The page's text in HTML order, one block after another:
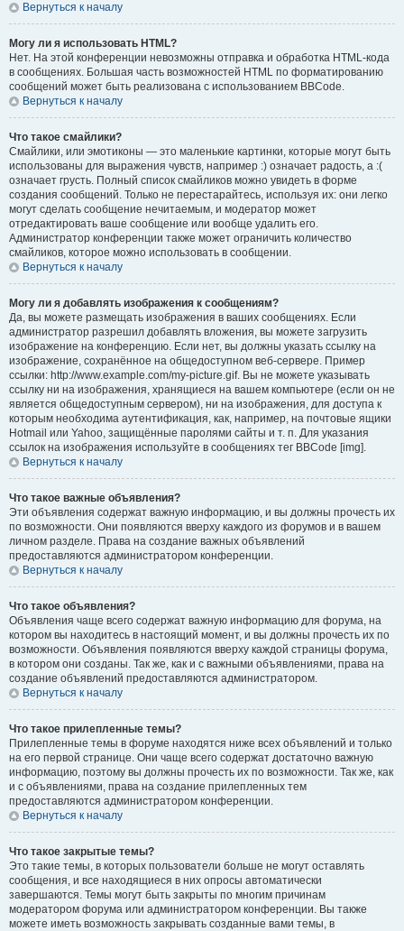
Вернуться к началу
Могу ли я использовать HTML?
Нет. На этой конференции невозможны отправка и обработка HTML-кода
в сообщениях. Большая часть возможностей HTML по форматированию
сообщений может быть реализована с использованием BBCode.
Вернуться к началу
Что такое смайлики?
Смайлики, или эмотиконы — это маленькие картинки, которые могут быть
использованы для выражения чувств, например :) означает радость, а :(
означает грусть. Полный список смайликов можно увидеть в форме
создания сообщений. Только не перестарайтесь, используя их: они легко
могут сделать сообщение нечитаемым, и модератор может
отредактировать ваше сообщение или вообще удалить его.
Администратор конференции также может ограничить количество
смайликов, которое можно использовать в сообщении.
Вернуться к началу
Могу ли я добавлять изображения к сообщениям?
Да, вы можете размещать изображения в ваших сообщениях. Если
администратор разрешил добавлять вложения, вы можете загрузить
изображение на конференцию. Если нет, вы должны указать ссылку на
изображение, сохранённое на общедоступном веб-сервере. Пример
ссылки: http://www.example.com/my-picture.gif. Вы не можете указывать
ссылку ни на изображения, хранящиеся на вашем компьютере (если он не
является общедоступным сервером), ни на изображения, для доступа к
которым необходима аутентификация, как, например, на почтовые ящики
Hotmail или Yahoo, защищённые паролями сайты и т. п. Для указания
ссылок на изображения используйте в сообщениях тег BBCode [img].
Вернуться к началу
Что такое важные объявления?
Эти объявления содержат важную информацию, и вы должны прочесть их
по возможности. Они появляются вверху каждого из форумов и в вашем
личном разделе. Права на создание важных объявлений
предоставляются администратором конференции.
Вернуться к началу
Что такое объявления?
Объявления чаще всего содержат важную информацию для форума, на
котором вы находитесь в настоящий момент, и вы должны прочесть их по
возможности. Объявления появляются вверху каждой страницы форума,
в котором они созданы. Так же, как и с важными объявлениями, права на
создание объявлений предоставляются администратором.
Вернуться к началу
Что такое прилепленные темы?
Прилепленные темы в форуме находятся ниже всех объявлений и только
на его первой странице. Они чаще всего содержат достаточно важную
информацию, поэтому вы должны прочесть их по возможности. Так же, как
и с объявлениями, права на создание прилепленных тем
предоставляются администратором конференции.
Вернуться к началу
Что такое закрытые темы?
Это такие темы, в которых пользователи больше не могут оставлять
сообщения, и все находящиеся в них опросы автоматически
завершаются. Темы могут быть закрыты по многим причинам
модератором форума или администратором конференции. Вы также
можете иметь возможность закрывать созданные вами темы, в